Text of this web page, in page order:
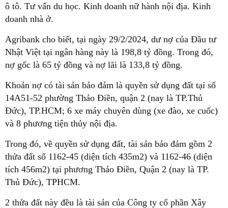
ô tô. Tư vấn du học. Kinh doanh nữ hành nội địa. Kinh
doanh nhà ở.
Agribank cho biết, tại ngày 29/2/2024, dư nợ của Đầu tư
Nhật Việt tại ngân hàng này là 198,8 tỷ đồng . Trong đó,
nợ gốc là 65 tỷ đồng và nợ lãi là 133,8 tỷ đồng.
Khoản nợ có tài sản bảo đảm là quyền sử dụng đất tại số
14A51-52 phường Thảo Điền, quận 2 (nay là TP.Thủ
Đức), TP.HCM; 6 xe máy chuyên dùng (xe đào, xe cuốc)
và 8 phương tiện thủy nội địa.
Trong đó, về quyền sử dụng đất, tài sản bảo đảm gồm 2
thửa đất số 1162-45 (diện tích 435m2) và 1162-46 (diện
tích 456m2) tại phương Thảo Điền, Quận 2 (nay là TP.
Thủ Đức), TPHCM.
2 thửa đất này đều là tài sản của Công ty cổ phần Xây